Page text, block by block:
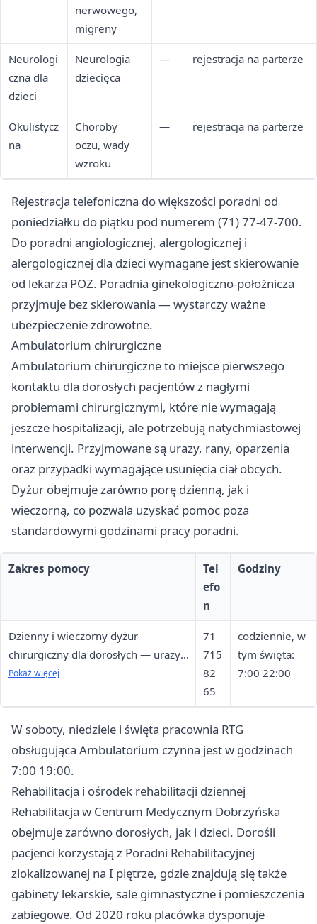
nerwowego,
migreny
Neurologi
czna dla
dzieci
Neurologia
dziecięca
— rejestracja na parterze
Okulistycz
na
Choroby
oczu, wady
wzroku
— rejestracja na parterze
Rejestracja telefoniczna do większości poradni od
poniedziałku do piątku pod numerem (71) 77-47-700.
Do poradni angiologicznej, alergologicznej i
alergologicznej dla dzieci wymagane jest skierowanie
od lekarza POZ. Poradnia ginekologiczno-położnicza
przyjmuje bez skierowania — wystarczy ważne
ubezpieczenie zdrowotne.
Ambulatorium chirurgiczne
Ambulatorium chirurgiczne to miejsce pierwszego
kontaktu dla dorosłych pacjentów z nagłymi
problemami chirurgicznymi, które nie wymagają
jeszcze hospitalizacji, ale potrzebują natychmiastowej
interwencji. Przyjmowane są urazy, rany, oparzenia
oraz przypadki wymagające usunięcia ciał obcych.
Dyżur obejmuje zarówno porę dzienną, jak i
wieczorną, co pozwala uzyskać pomoc poza
standardowymi godzinami pracy poradni.
Zakres pomocy
Tel
efo
n
Godziny
Dzienny i wieczorny dyżur
chirurgiczny dla dorosłych — urazy,
rany, oparzenia, ciała obce
Pokaż więcej
71
715
82
65
codziennie, w
tym święta:
7:00 22:00
W soboty, niedziele i święta pracownia RTG
obsługująca Ambulatorium czynna jest w godzinach
7:00 19:00.
Rehabilitacja i ośrodek rehabilitacji dziennej
Rehabilitacja w Centrum Medycznym Dobrzyńska
obejmuje zarówno dorosłych, jak i dzieci. Dorośli
pacjenci korzystają z Poradni Rehabilitacyjnej
zlokalizowanej na I piętrze, gdzie znajdują się także
gabinety lekarskie, sale gimnastyczne i pomieszczenia
zabiegowe. Od 2020 roku placówka dysponuje